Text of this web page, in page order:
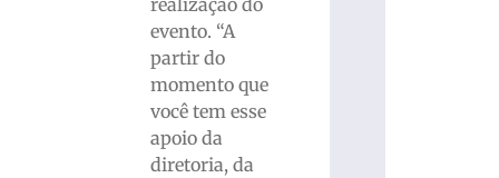
realização do
evento. “A
partir do
momento que
você tem esse
apoio da
diretoria, da